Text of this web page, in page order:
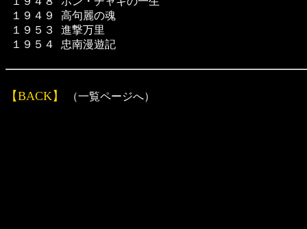
１９４９
１９５３
１９５４
高句麗の魂
進撃万里
忠南漫遊記
【BACK】 （一覧ページへ）